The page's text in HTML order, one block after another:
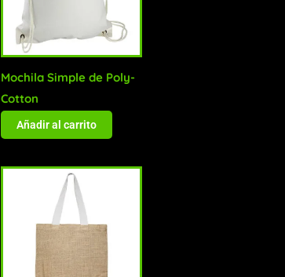
Mochila Simple de Poly-
Cotton
Añadir al carrito